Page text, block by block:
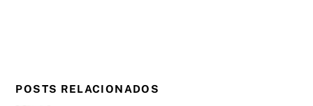
POSTS RELACIONADOS